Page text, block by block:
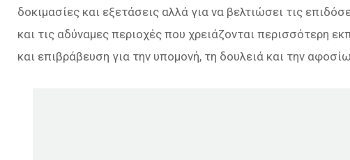
δοκιμασίες και εξετάσεις αλλά για να βελτιώσει τις
και τις αδύναμες περιοχές που χρειάζονται περισσότερη
και επιβράβευση για την υπομονή, τη δουλειά και την